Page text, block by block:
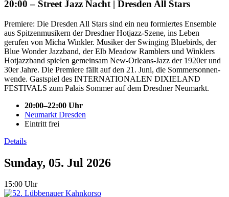
20:00 – Street Jazz Nacht | Dresden All Stars
Premiere: Die Dresden All Stars sind ein neu formiertes Ensemble
aus Spitzenmusikern der Dresdner Hotjazz-Szene, ins Leben
gerufen von Micha Winkler. Musiker der Swinging Bluebirds, der
Blue Wonder Jazzband, der Elb Meadow Ramblers und Winklers
Hotjazzband spielen gemeinsam New-Orleans-Jazz der 1920er und
30er Jahre. Die Premiere fällt auf den 21. Juni, die Sommer­sonnen­
wende. Gastspiel des INTERNATIONALEN DIXIELAND
FESTIVALS zum Palais Sommer auf dem Dresdner Neumarkt.
20:00–22:00 Uhr
Neumarkt Dresden
Eintritt frei
Details
Sunday, 05. Jul 2026
15:00 Uhr